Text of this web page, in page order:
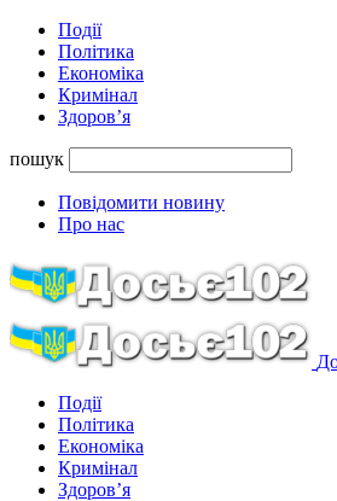
Події
Політика
Економіка
Кримінал
Здоров’я
пошук
Повідомити новину
Про нас
Події
Політика
Економіка
Кримінал
Здоров’я